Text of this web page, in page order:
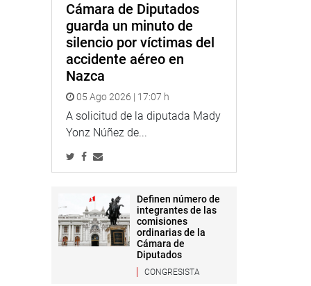
Cámara de Diputados
guarda un minuto de
silencio por víctimas del
accidente aéreo en
Nazca
05 Ago 2026 | 17:07 h
A solicitud de la diputada Mady
Yonz Núñez de...
Definen número de
integrantes de las
comisiones
ordinarias de la
Cámara de
Diputados
CONGRESISTA